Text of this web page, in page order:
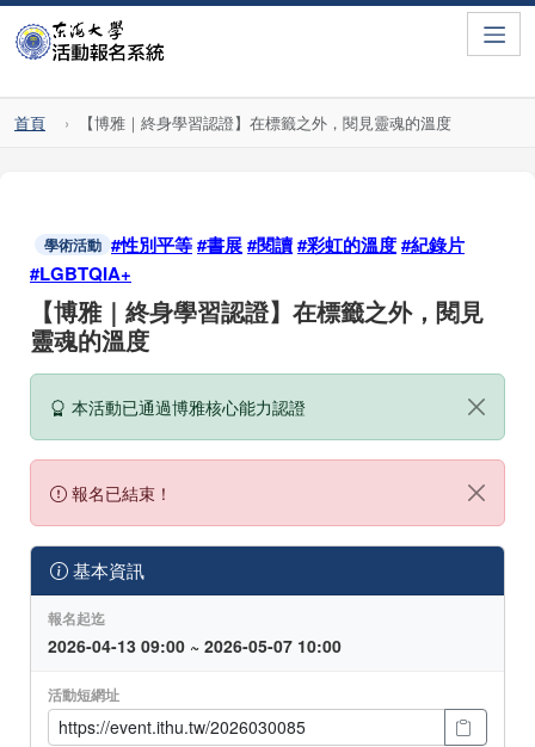
首頁 【博雅｜終身學習認證】在標籤之外，閱見靈魂的溫度
學術活動 #性別平等#書展#閱讀#彩虹的溫度#紀錄片
#LGBTQIA+
【博雅｜終身學習認證】在標籤之外，閱見
靈魂的溫度
本活動已通過博雅核心能力認證
報名已結束！
基本資訊
報名起迄
2026-04-13 09:00 ~ 2026-05-07 10:00
活動短網址